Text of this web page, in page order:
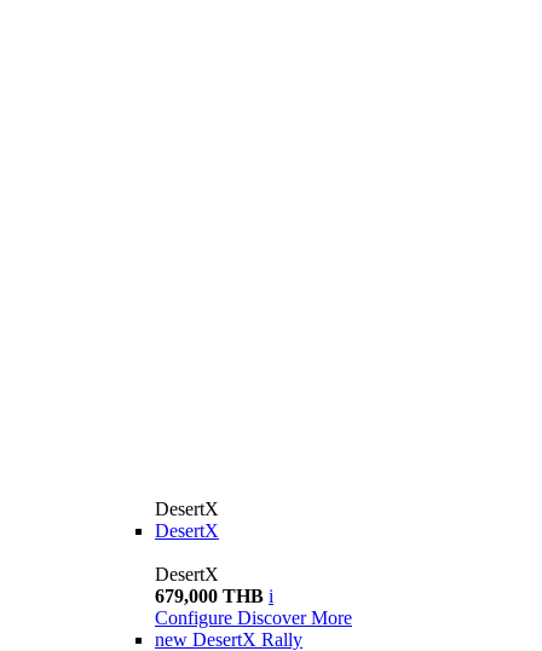
DesertX
DesertX
DesertX
679,000 THB i
Configure Discover More
new DesertX Rally